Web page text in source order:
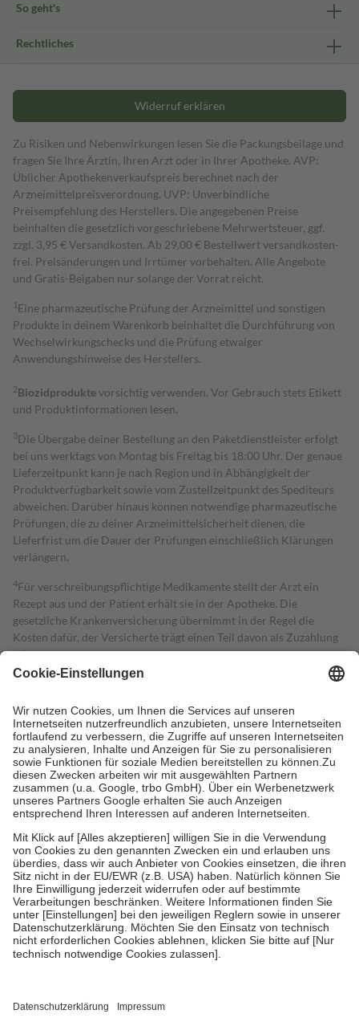
So geht's
Rechtliches
Widerruf erklären
Zu Risiken und Nebenwirkungen lesen Sie die Packungsbeilage und
fragen Sie Ihre Ärztin, Ihren Arzt oder in Ihrer Apotheke. AVP:
Üblicher Apothekenverkaufspreis berechnet nach der
Arzneimittelpreisverordnung. UVP: Unverbindliche
Preisempfehlung des Herstellers. Die angegebenen Preise
beinhalten die gesetzlich vorgeschriebene Mehrwertsteuer, ggf.
zzgl. 3,95 € Versandkosten. Ab 29,00 € Bestell­wert versand­kosten­
frei. Preisänderungen und Irrtümer vorbehalten. Alle Angebote
und Gratis-Beigaben nur solange der Vorrat reicht.
1 Eine pharmazeutische Prüfung der Arzneimittel und sonstigen
Produkte in deinem Warenkorb beinhaltet die Durchführung von
Wechselwirkungschecks und die Prüfung etwaiger
Anwendungshinweise des Herstellers.
2Biozidproduktevorsichtig verwenden. Vor Gebrauch stets Etikett
und Produktinformationen lesen.
3Die Übergabe deiner Bestellung an den Paketdienstleister erfolgt
bei uns werktags von Montag bis Freitag bis 18:00 Uhr. Der genaue
Lieferzeitpunkt kann je nach Region und in Abhängigkeit der
Produktverfügbarkeit sowie vom Zustellzeitpunkt des Spediteurs
abweichen. Darüber hinaus können notwendige pharmazeutische
Prüfungen, die zu deiner Arzneimittelsicherheit dienen, die
Lieferfrist um die Dauer der Prüfungen einschließlich Klärungen
verlängern.
4Für verschreibungspflichtige Medikamente stellt der Arzt ein
Rezept aus und der Patient erhält sie in der Apotheke. Die
gesetzliche Krankenversicherung übernimmt in der Regel die
Kosten dafür, der Versicherte trägt einen Teil davon als Zuzahlung
mit.
Grundsätzlich leisten Mitglieder Zuzahlungen in Höhe von zehn
höchstens zehn Euro.
Es sind jedoch nie mehr als die tatsächlichen
Kosten der Leistung zu entrichten.
Diese Regeln gelten grundsätzlich auch für Online-Apotheken.
Bei Heilmitteln und häuslicher Krankenpflege beträgt die
Zuzahlung zehn Prozent der Kosten sowie zehn Euro je
Verordnung.
Um das Engagement der Versicherten für ihre eigene Gesundheit zu
stärken und die besondere Stellung der Familie zu unterstützen,
fallenkeine Zuzahlungenan bei:
• Kindern und Jugendlichen bis zum vollendeten 18. Lebensjahr
mit Ausnahme der Fahrkosten
• Untersuchungen zur Vorsorge und Früherkennung, die von der
GKV getragen werden
• empfohlenen Schutzimpfungen
• Harn- und Blutteststreifen
getroffen, um sicherzustellen, dass es sich um echte Bewertungen